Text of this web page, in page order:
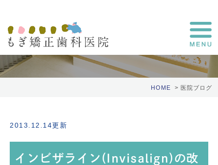
医院ブログ
HOME 医院ブログ
2013.12.14更新
インビザライン(Invisalign)の改